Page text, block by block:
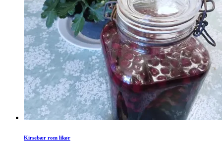
Kirsebær rom likør